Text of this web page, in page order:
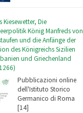
Kiesewetter, Die
König Manfreds von
und die Anfänge der
des Königreichs Sizilien
und Griechenland
Pubblicazioni online
dell'Istituto Storico
Germanico di Roma
[14]